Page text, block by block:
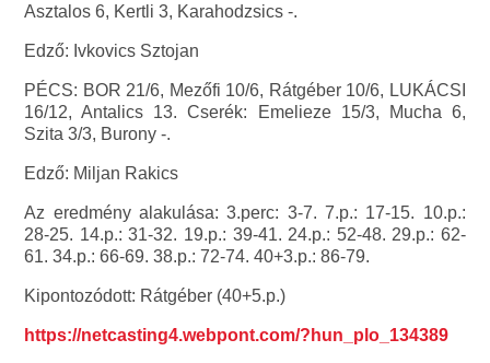
Asztalos 6, Kertli 3, Karahodzsics -.
Edző: Ivkovics Sztojan
PÉCS: BOR 21/6, Mezőfi 10/6, Rátgéber 10/6, LUKÁCSI
16/12, Antalics 13. Cserék: Emelieze 15/3, Mucha 6,
Szita 3/3, Burony -.
Edző: Miljan Rakics
Az eredmény alakulása: 3.perc: 3-7. 7.p.: 17-15. 10.p.:
28-25. 14.p.: 31-32. 19.p.: 39-41. 24.p.: 52-48. 29.p.: 62-
61. 34.p.: 66-69. 38.p.: 72-74. 40+3.p.: 86-79.
Kipontozódott: Rátgéber (40+5.p.)
https://netcasting4.webpont.com/?hun_plo_134389